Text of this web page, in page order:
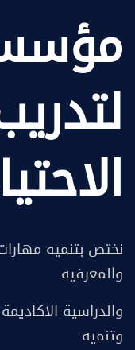
نختص بتنميه
والمعرفيه
والدراسية
وتنميه